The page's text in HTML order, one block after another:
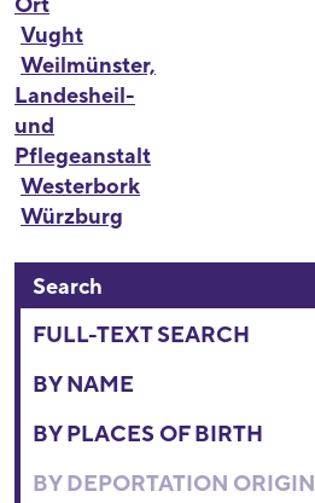
Vught
Weilmünster,
Landesheil-
und
Pflegeanstalt
Westerbork
Würzburg
Search
FULL-TEXT SEARCH
BY NAME
BY PLACES OF BIRTH
BY DEPORTATION ORIGIN